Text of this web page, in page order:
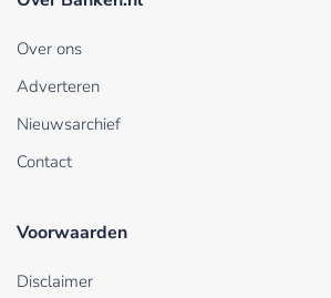
Over ons
Adverteren
Nieuwsarchief
Contact
Voorwaarden
Disclaimer